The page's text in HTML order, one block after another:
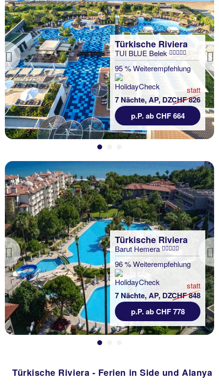
Previous
Türkische Riviera
TUI BLUE Belek
95 % Weiterempfehlung
7 Nächte, AP, DZ
statt
CHF 826
p.P. ab CHF 664
Previous
Türkische Riviera
Barut Hemera
96 % Weiterempfehlung
7 Nächte, AP, DZ
statt
CHF 848
p.P. ab CHF 778
Türkische Riviera - Ferien in Side und Alanya